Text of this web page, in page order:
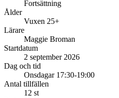
Fortsättning
Ålder
Vuxen 25+
Lärare
Maggie Broman
Startdatum
2 september 2026
Dag och tid
Onsdagar 17:30-19:00
Antal tillfällen
12 st